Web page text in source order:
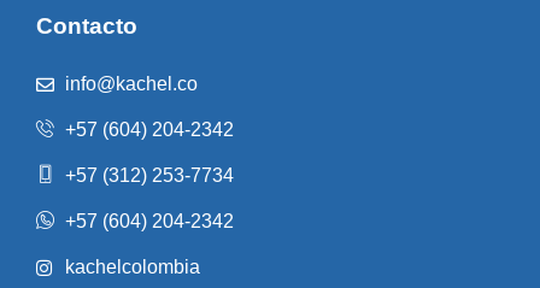
Contacto
info@kachel.co
+57 (604) 204-2342
+57 (312) 253-7734
+57 (604) 204-2342
kachelcolombia